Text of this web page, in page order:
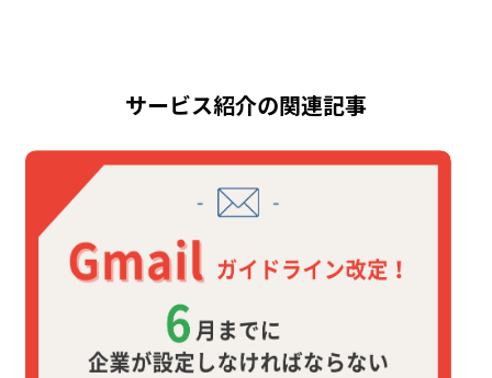
サービス紹介の関連記事